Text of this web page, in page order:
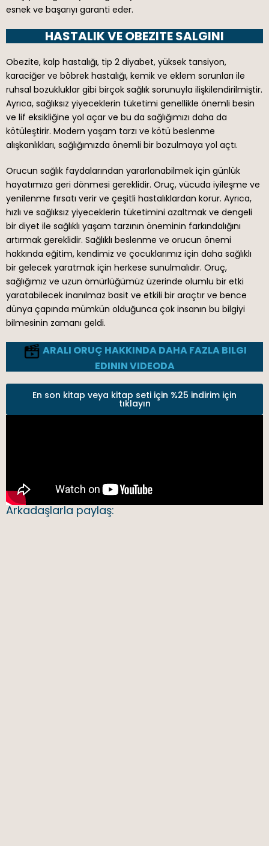
esnek ve başarıyı garanti eder.
HASTALIK VE OBEZITE SALGINI
Obezite, kalp hastalığı, tip 2 diyabet, yüksek tansiyon,
karaciğer ve böbrek hastalığı, kemik ve eklem sorunları ile
ruhsal bozukluklar gibi birçok sağlık sorunuyla ilişkilendirilmiştir.
Ayrıca, sağlıksız yiyeceklerin tüketimi genellikle önemli besin
ve lif eksikliğine yol açar ve bu da sağlığımızı daha da
kötüleştirir. Modern yaşam tarzı ve kötü beslenme
alışkanlıkları, sağlığımızda önemli bir bozulmaya yol açtı.
Orucun sağlık faydalarından yararlanabilmek için günlük
hayatımıza geri dönmesi gereklidir. Oruç, vücuda iyileşme ve
yenilenme fırsatı verir ve çeşitli hastalıklardan korur. Ayrıca,
hızlı ve sağlıksız yiyeceklerin tüketimini azaltmak ve dengeli
bir diyet ile sağlıklı yaşam tarzının öneminin farkındalığını
artırmak gereklidir. Sağlıklı beslenme ve orucun önemi
hakkında eğitim, kendimiz ve çocuklarımız için daha sağlıklı
bir gelecek yaratmak için herkese sunulmalıdır. Oruç,
sağlığımız ve uzun ömürlüğümüz üzerinde olumlu bir etki
yaratabilecek inanılmaz basit ve etkili bir araçtır ve bence
dünya çapında mümkün olduğunca çok insanın bu bilgiyi
bilmesinin zamanı geldi.
ARALI ORUÇ HAKKINDA DAHA FAZLA BILGI
EDININ VIDEODA
En son kitap veya kitap seti için %25 indirim için
tıklayın
Arkadaşlarla paylaş: